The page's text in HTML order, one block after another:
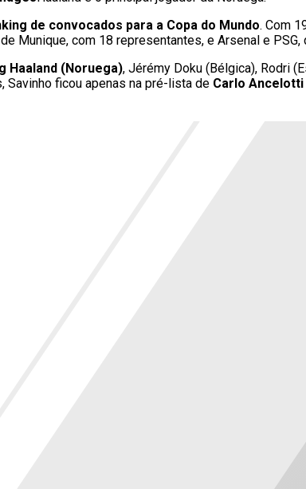
de convocados para a Copa do Mundo. Com
Munique, com 18 representantes, e Arsenal e PSG,
Haaland (Noruega), Jérémy Doku (Bélgica), Rodri
ficou apenas na pré-lista de Carlo Ancelotti